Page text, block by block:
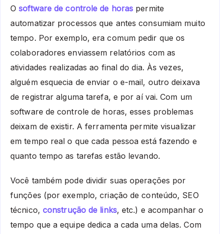
Osoftware de controle de horas permite
automatizar processos que antes consumiam muito
tempo. Por exemplo, era comum pedir que os
colaboradores enviassem relatórios com as
atividades realizadas ao final do dia. Às vezes,
alguém esquecia de enviar o e-mail, outro deixava
de registrar alguma tarefa, e por aí vai. Com um
software de controle de horas, esses problemas
deixam de existir. A ferramenta permite visualizar
em tempo real o que cada pessoa está fazendo e
quanto tempo as tarefas estão levando.
Você também pode dividir suas operações por
funções (por exemplo, criação de conteúdo, SEO
técnico, construção de links, etc.) e acompanhar o
tempo que a equipe dedica a cada uma delas. Com